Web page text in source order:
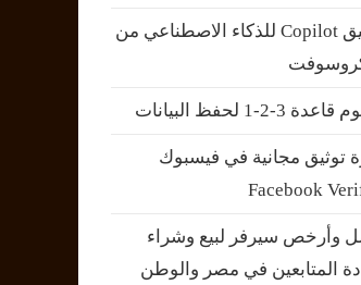
تطبيق Copilot للذكاء الاصطناعي من
3-2-1 لحفظ البيانات
توثيق مجانية في فيسبوك
Facebook
وأرخص سيرفر لبيع وشراء
المتابعين في مصر والوطن